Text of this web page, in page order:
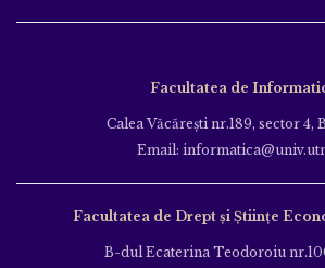
Facultatea de
Calea Văcăreşti nr.189, sector 4,
Email:
Facultatea de Drept și Științe
B-dul Ecaterina Teodoroiu